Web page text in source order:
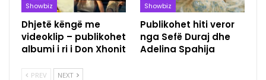
Showbiz
Dhjetë këngë me
videoklip – publikohet
albumi i ri i Don Xhonit
Showbiz
Publikohet hiti veror
nga Sefë Duraj dhe
Adelina Spahija
PREV NEXT